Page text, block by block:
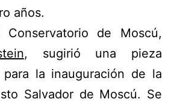
años.
de Moscú,
, sugirió una pieza
para la inauguración de la
Salvador de Moscú. Se